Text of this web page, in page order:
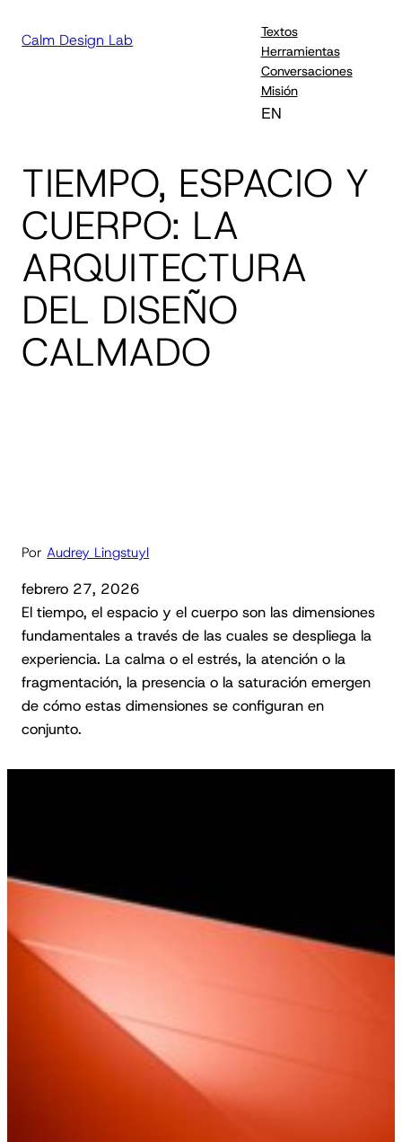
Calm Design Lab
Textos
Herramientas
Conversaciones
Misión
EN
TIEMPO, ESPACIO Y
CUERPO: LA
ARQUITECTURA
DEL DISEÑO
CALMADO
PorAudrey Lingstuyl
febrero 27, 2026
El tiempo, el espacio y el cuerpo son las dimensiones
fundamentales a través de las cuales se despliega la
experiencia. La calma o el estrés, la atención o la
fragmentación, la presencia o la saturación emergen
de cómo estas dimensiones se configuran en
conjunto.